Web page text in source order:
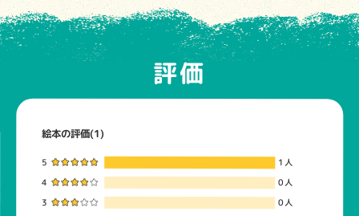
評価
絵本の評価(1)
5 1人
4 0人
3 0人